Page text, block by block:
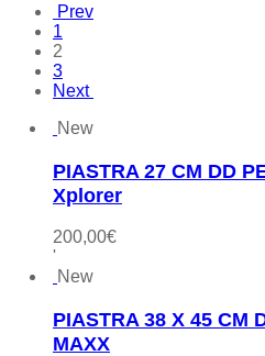
Prev
1
2
3
Next
New
PIASTRA 27 CM DD
Xplorer
200,00€
'
New
PIASTRA 38 X 45 CM
MAXX